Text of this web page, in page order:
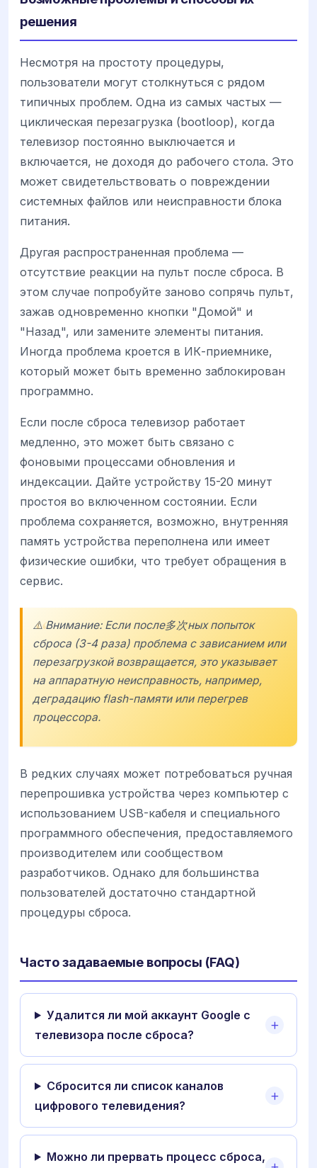
решения
Несмотря на простоту процедуры,
пользователи могут столкнуться с рядом
типичных проблем. Одна из самых частых —
циклическая перезагрузка (bootloop), когда
телевизор постоянно выключается и
включается, не доходя до рабочего стола. Это
может свидетельствовать о повреждении
системных файлов или неисправности блока
питания.
Другая распространенная проблема —
отсутствие реакции на пульт после сброса. В
этом случае попробуйте заново сопрячь пульт,
зажав одновременно кнопки "Домой" и
"Назад", или замените элементы питания.
Иногда проблема кроется в ИК-приемнике,
который может быть временно заблокирован
программно.
Если после сброса телевизор работает
медленно, это может быть связано с
фоновыми процессами обновления и
индексации. Дайте устройству 15-20 минут
простоя во включенном состоянии. Если
проблема сохраняется, возможно, внутренняя
память устройства переполнена или имеет
физические ошибки, что требует обращения в
сервис.
⚠️ Внимание: Если после多次ных попыток
сброса (3-4 раза) проблема с зависанием или
перезагрузкой возвращается, это указывает
на аппаратную неисправность, например,
деградацию flash-памяти или перегрев
процессора.
В редких случаях может потребоваться ручная
перепрошивка устройства через компьютер с
использованием USB-кабеля и специального
программного обеспечения, предоставляемого
производителем или сообществом
разработчиков. Однако для большинства
пользователей достаточно стандартной
процедуры сброса.
Часто задаваемые вопросы (FAQ)
Удалится ли мой аккаунт Google с
телевизора после сброса?
Сбросится ли список каналов
цифрового телевидения?
Можно ли прервать процесс сброса,